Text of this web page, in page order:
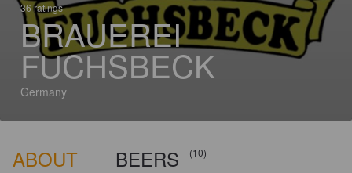
36 ratings
BRAUEREI
FUCHSBECK
Germany
ABOUT BEERS (10)